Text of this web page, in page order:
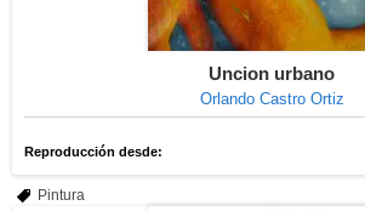
Uncion urbano
Orlando Castro Ortiz
Reproducción desde:
Pintura